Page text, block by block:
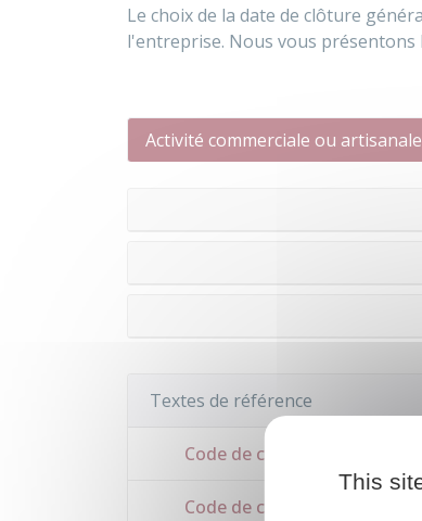
Le choix de la date de clôture
l'entreprise. Nous vous présentons
Activité commerciale ou artisanale
Textes de référence
Code de commerce : article
Code de commerce : article
This